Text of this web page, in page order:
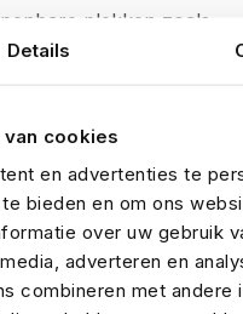
Details
cookies
en advertenties te
bieden en om ons
over uw gebruik
adverteren en
combineren met andere
plekken zoals
bioscopen en
of pandemie
moeten worden
deze nieuwe
lasten van deze
nieuwe uitbraken;
steeds niet verzekerd